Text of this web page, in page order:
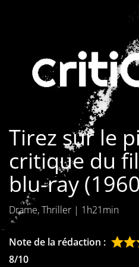
Séries
Les films
interdits
Les Dossiers
Les disparus
Les acteurs
Les actrices
Les
Tirez sur le
critique du
blu-ray
Drame, Thriller | 1h21min
Note de la rédaction :
8/10